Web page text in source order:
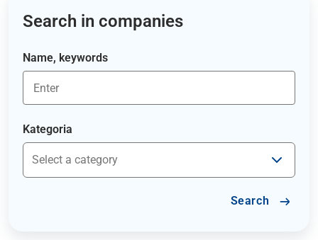
Search in companies
Name, keywords
Kategoria
Search